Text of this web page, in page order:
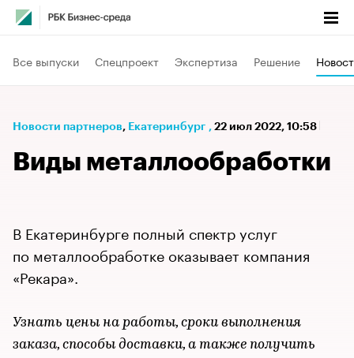
Все выпуски Спецпроект Экспертиза Решение
Новости партнеров⁠, Екатеринбург , 22 июл 2022, 10:58
Виды металлообработки
В Екатеринбурге полный спектр услуг
по металлообработке оказывает компания
«Рекара».
Узнать цены на работы, сроки выполнения
заказа, способы доставки, а также получить